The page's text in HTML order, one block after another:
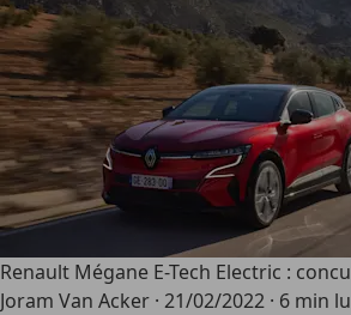
Renault Mégane E-Tech Electric :
Joram Van Acker · 21/02/2022 · 6 min lu